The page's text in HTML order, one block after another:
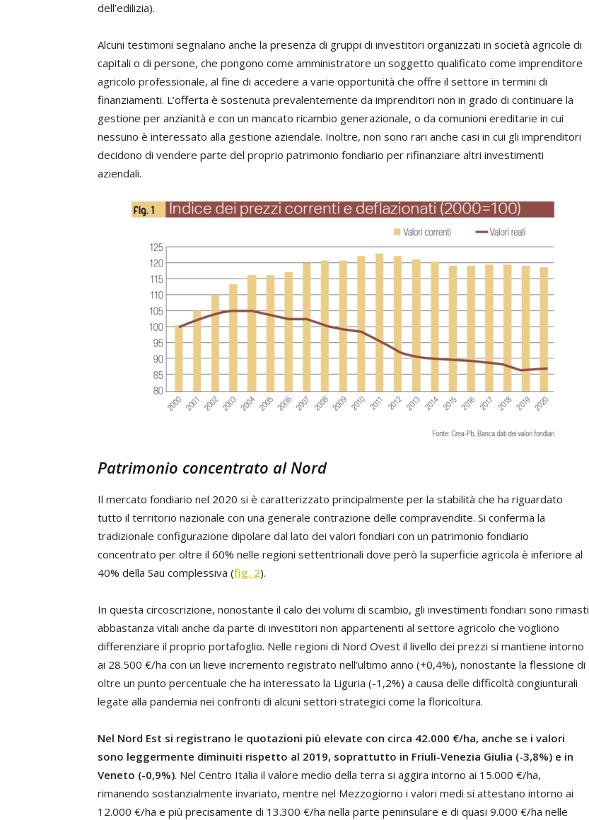
dell’edilizia).
Alcuni testimoni segnalano anche la presenza di gruppi di investitori organizzati in società agricole di
capitali o di persone, che pongono come amministratore un soggetto qualificato come imprenditore
agricolo professionale, al fine di accedere a varie opportunità che offre il settore in termini di
finanziamenti. L’offerta è sostenuta prevalentemente da imprenditori non in grado di continuare la
gestione per anzianità e con un mancato ricambio generazionale, o da comunioni ereditarie in cui
nessuno è interessato alla gestione aziendale. Inoltre, non sono rari anche casi in cui gli imprenditori
decidono di vendere parte del proprio patrimonio fondiario per rifinanziare altri investimenti
aziendali.
Patrimonio concentrato al Nord
Il mercato fondiario nel 2020 si è caratterizzato principalmente per la stabilità che ha riguardato
tutto il territorio nazionale con una generale contrazione delle compravendite. Si conferma la
tradizionale configurazione dipolare dal lato dei valori fondiari con un patrimonio fondiario
concentrato per oltre il 60% nelle regioni settentrionali dove però la superficie agricola è inferiore al
40% della Sau complessiva (fig. 2).
In questa circoscrizione, nonostante il calo dei volumi di scambio, gli investimenti fondiari sono rimasti
abbastanza vitali anche da parte di investitori non appartenenti al settore agricolo che vogliono
differenziare il proprio portafoglio. Nelle regioni di Nord Ovest il livello dei prezzi si mantiene intorno
ai 28.500 €/ha con un lieve incremento registrato nell’ultimo anno (+0,4%), nonostante la flessione di
oltre un punto percentuale che ha interessato la Liguria (-1,2%) a causa delle difficoltà congiunturali
legate alla pandemia nei confronti di alcuni settori strategici come la floricoltura.
Nel Nord Est si registrano le quotazioni più elevate con circa 42.000 €/ha, anche se i valori
sono leggermente diminuiti rispetto al 2019, soprattutto in Friuli-Venezia Giulia (-3,8%) e in
Veneto (-0,9%). Nel Centro Italia il valore medio della terra si aggira intorno ai 15.000 €/ha,
rimanendo sostanzialmente invariato, mentre nel Mezzogiorno i valori medi si attestano intorno ai
12.000 €/ha e più precisamente di 13.300 €/ha nella parte peninsulare e di quasi 9.000 €/ha nelle